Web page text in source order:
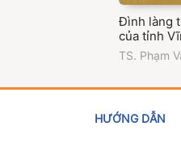
Đình làng
của tỉnh
(Phần I -
tiêu biểu
TS. Phạm
Vân,
Chí Minh
HƯỚNG DẪN